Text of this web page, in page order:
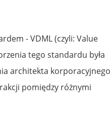
- VDML (czyli: Value
tego standardu była
architekta
pomiędzy różnymi